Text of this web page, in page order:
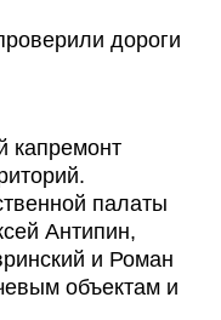
капремонт
палаты
Антипин,
и Роман
объектам и